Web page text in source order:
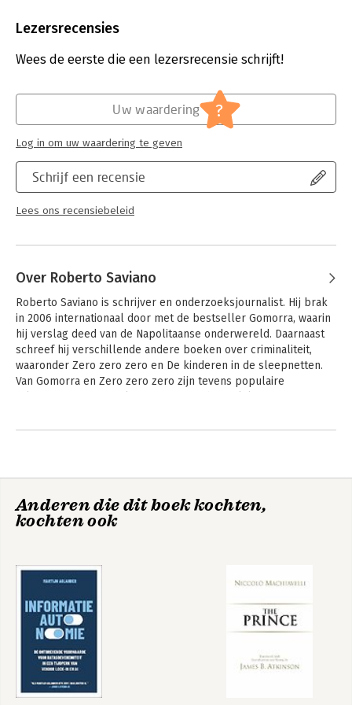
Uitgever:
Verschijningsdatum:
4-7-2023
Mens en maatschappij
Strafrecht - Criminologie
Lezersrecensies
Wees de eerste die een lezersrecensie schrijft!
Schrijf een recensie
Lees ons recensiebeleid
Uw waardering ?
Log in om uw waardering te geven
Over Roberto Saviano
Roberto Saviano is schrijver en onderzoeksjournalist. Hij brak
in 2006 internationaal door met de bestseller Gomorra, waarin
hij verslag deed van de Napolitaanse onderwereld. Daarnaast
schreef hij verschillende andere boeken over criminaliteit,
waaronder Zero zero zero en De kinderen in de sleepnetten.
Van Gomorra en Zero zero zero zijn tevens populaire
het schrijven van Gomorra.
Anderen die dit boek kochten,
kochten ook